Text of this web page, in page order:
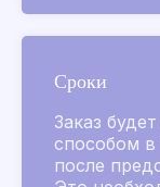
Сроки
Заказ
способом в
после